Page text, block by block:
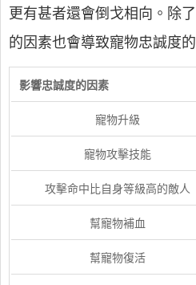
更有甚者還會倒戈相向。除
的因素也會導致寵物忠誠度的
影響忠誠度的因素
寵物升級
寵物攻擊技能
攻擊命中比自身等級高的敵人
幫寵物補血
幫寵物復活